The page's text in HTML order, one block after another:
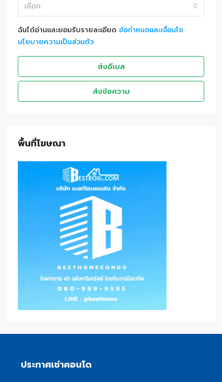
เลือก
ฉันได้อ่านและยอมรับรายละเอียด ข้อกำหนดและเงื่อนไข
นโยบายความเป็นส่วนตัว
ส่งอีเมล
ส่งข้อความ
พื้นที่โฆษณา
ประกาศเช่าคอนโด